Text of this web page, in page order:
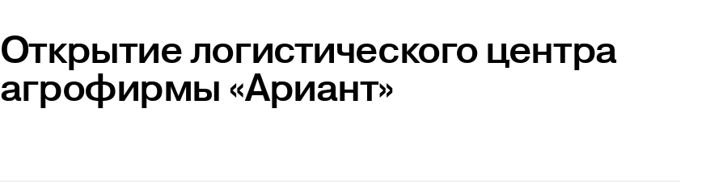
Открытие логистического центра
агрофирмы «Ариант»